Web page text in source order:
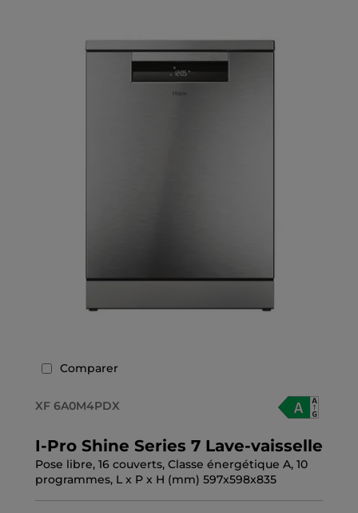
Comparer
XF 6A0M4PDX
I-Pro Shine Series 7 Lave-vaisselle
Pose libre, 16 couverts, Classe énergétique A, 10
programmes, L x P x H (mm) 597x598x835